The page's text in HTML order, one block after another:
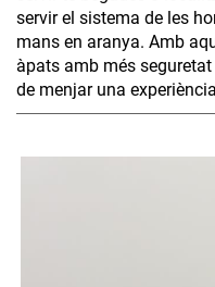
servir el sistema de les
mans en aranya. Amb
àpats amb més
de menjar una